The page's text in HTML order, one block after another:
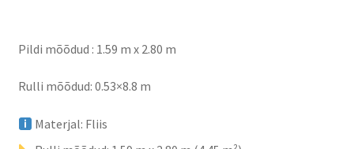
Pildi mõõdud : 1.59 m x 2.80 m
Rulli mõõdud: 0.53×8.8 m
Materjal: Fliis